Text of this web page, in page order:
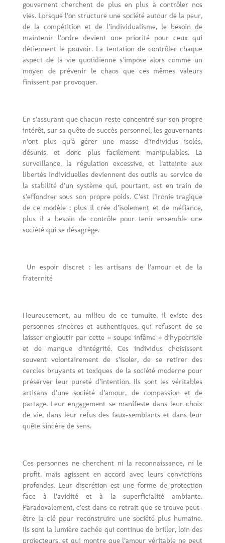
gouvernent cherchent de plus en plus à contrôler nos
vies. Lorsque l’on structure une société autour de la peur,
de la compétition et de l’individualisme, le besoin de
maintenir l’ordre devient une priorité pour ceux qui
détiennent le pouvoir. La tentation de contrôler chaque
aspect de la vie quotidienne s’impose alors comme un
moyen de prévenir le chaos que ces mêmes valeurs
finissent par provoquer.
En s’assurant que chacun reste concentré sur son propre
intérêt, sur sa quête de succès personnel, les gouvernants
n’ont plus qu’à gérer une masse d’individus isolés,
désunis, et donc plus facilement manipulables. La
surveillance, la régulation excessive, et l’atteinte aux
libertés individuelles deviennent des outils au service de
la stabilité d’un système qui, pourtant, est en train de
s’effondrer sous son propre poids. C’est l’ironie tragique
de ce modèle : plus il crée d’isolement et de méfiance,
plus il a besoin de contrôle pour tenir ensemble une
société qui se désagrège.
Un espoir discret : les artisans de l’amour et de la
fraternité
Heureusement, au milieu de ce tumulte, il existe des
personnes sincères et authentiques, qui refusent de se
laisser engloutir par cette « soupe infâme » d’hypocrisie
et de manque d’intégrité. Ces individus choisissent
souvent volontairement de s’isoler, de se retirer des
cercles bruyants et toxiques de la société moderne pour
préserver leur pureté d’intention. Ils sont les véritables
artisans d’une société d’amour, de compassion et de
partage. Leur engagement se manifeste dans leur choix
de vie, dans leur refus des faux-semblants et dans leur
quête sincère de sens.
Ces personnes ne cherchent ni la reconnaissance, ni le
profit, mais agissent en accord avec leurs convictions
profondes. Leur discrétion est une forme de protection
face à l’avidité et à la superficialité ambiante.
Paradoxalement, c’est dans ce retrait que se trouve peut-
être la clé pour reconstruire une société plus humaine.
Ils sont la lumière cachée qui continue de briller, loin des
projecteurs, et qui montre que l’amour véritable ne peut